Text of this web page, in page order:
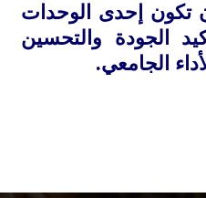
تكون إحدى الوحدات
الجودة والتحسين
الجامعي.